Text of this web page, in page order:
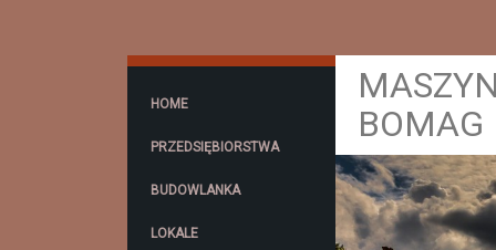
HOME
PRZEDSIĘBIORSTWA
BUDOWLANKA
LOKALE
BOMAG